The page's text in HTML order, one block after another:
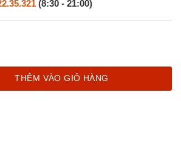
(8:30 - 21:00)
HR300 Chuẩn N Tốc Độ 300Mbps số
THÊM VÀO GIỎ HÀNG